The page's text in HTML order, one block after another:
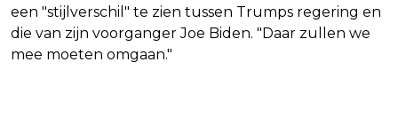
een "stijlverschil" te zien tussen Trumps regering en
die van zijn voorganger Joe Biden. "Daar zullen we
mee moeten omgaan."